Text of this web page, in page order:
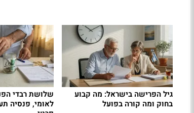
גיל הפרישה בישראל: מה קבוע
בחוק ומה קורה בפועל
שלושת רבדי
לאומי, פנסיה